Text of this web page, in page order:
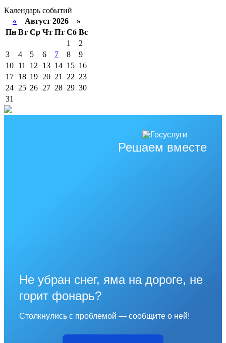
Календарь событий
« Август 2026 »
Пн Вт Ср Чт Пт Сб Вс
1
2
3
4 5 6 7 8
9
10 11 12 13 14 15 16
17 18 19 20 21 22 23
24 25 26 27 28 29 30
31
Решаем вместе
Не убран снег, яма на дороге, не
горит фонарь?
Столкнулись с проблемой — сообщите о ней!